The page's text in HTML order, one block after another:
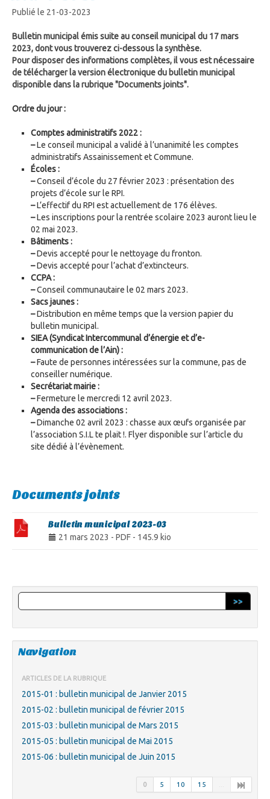
Publié le 21-03-2023
Bulletin municipal émis suite au conseil municipal du 17 mars
2023, dont vous trouverez ci-dessous la synthèse.
Pour disposer des informations complètes, il vous est nécessaire
de télécharger la version électronique du bulletin municipal
disponible dans la rubrique "Documents joints".
Ordre du jour :
Comptes administratifs 2022 :
–Le conseil municipal a validé à l’unanimité les comptes
administratifs Assainissement et Commune.
Écoles :
–Conseil d’école du 27 février 2023 : présentation des
projets d’école sur le RPI.
–L’effectif du RPI est actuellement de 176 élèves.
–Les inscriptions pour la rentrée scolaire 2023 auront lieu le
02 mai 2023.
Bâtiments :
–Devis accepté pour le nettoyage du fronton.
–Devis accepté pour l’achat d’extincteurs.
CCPA :
–Conseil communautaire le 02 mars 2023.
Sacs jaunes :
–Distribution en même temps que la version papier du
bulletin municipal.
SIEA (Syndicat Intercommunal d’énergie et d’e-
communication de l’Ain) :
–Faute de personnes intéressées sur la commune, pas de
conseiller numérique.
Secrétariat mairie :
–Fermeture le mercredi 12 avril 2023.
Agenda des associations :
–Dimanche 02 avril 2023 : chasse aux œufs organisée par
l’association S.I.L te plait !. Flyer disponible sur l’article du
site dédié à l’évènement.
Documents joints
Bulletin municipal 2023-03
21 mars 2023 - PDF - 145.9 kio
>>
Navigation
ARTICLES DE LA RUBRIQUE
2015-01 : bulletin municipal de Janvier 2015
2015-02 : bulletin municipal de février 2015
2015-03 : bulletin municipal de Mars 2015
2015-05 : bulletin municipal de Mai 2015
2015-06 : bulletin municipal de Juin 2015
0 5 10 15